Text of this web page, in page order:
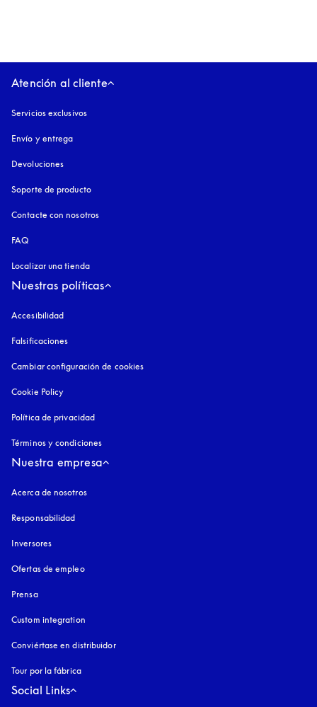
Atención al cliente
Servicios exclusivos
Envío y entrega
Devoluciones
Soporte de producto
Contacte con nosotros
FAQ
Localizar una tienda
Nuestras políticas
Accesibilidad
Falsificaciones
Cambiar configuración de cookies
Cookie Policy
Política de privacidad
Términos y condiciones
Nuestra empresa
Acerca de nosotros
Responsabilidad
Inversores
Ofertas de empleo
Prensa
Custom integration
Conviértase en distribuidor
Tour por la fábrica
Social Links